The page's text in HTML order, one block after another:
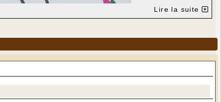
Lire la suite